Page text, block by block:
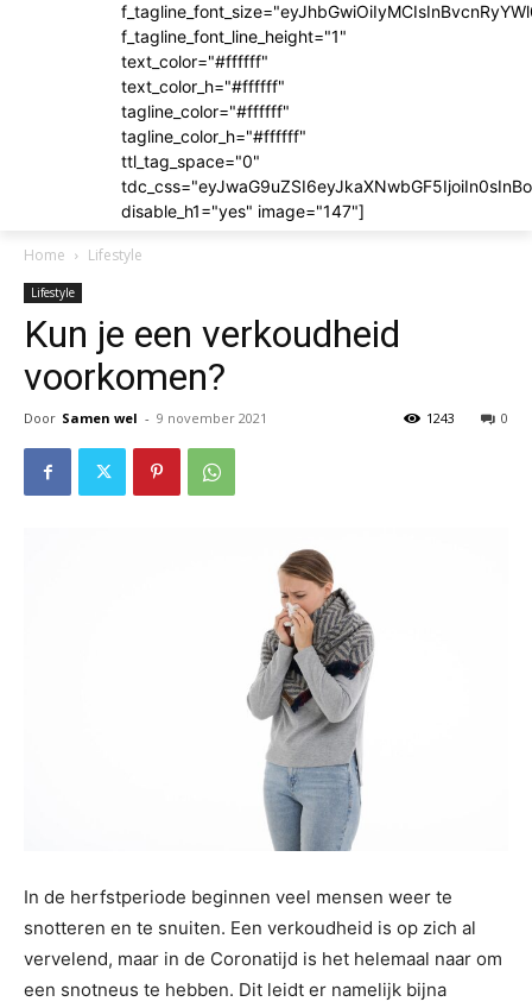
f_tagline_font_line_height="1"
text_color="#ffffff"
text_color_h="#ffffff"
tagline_color="#ffffff"
tagline_color_h="#ffffff"
ttl_tag_space="0"
disable_h1="yes" image="147"]
Home Lifestyle
Lifestyle
Kun je een verkoudheid
voorkomen?
Door Samen wel - 9 november 2021 0
1243
In de herfstperiode beginnen veel mensen weer te
snotteren en te snuiten. Een verkoudheid is op zich al
vervelend, maar in de Coronatijd is het helemaal naar om
een snotneus te hebben. Dit leidt er namelijk bijna